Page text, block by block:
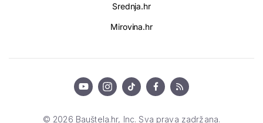
Srednja.hr
Mirovina.hr
© 2026 Bauštela.hr, Inc. Sva prava zadržana.